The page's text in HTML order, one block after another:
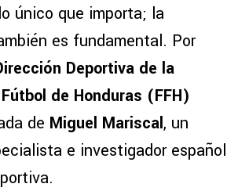
único que importa; la
es fundamental. Por
Deportiva de la
de Honduras (FFH)
de Miguel Mariscal, un
e investigador español